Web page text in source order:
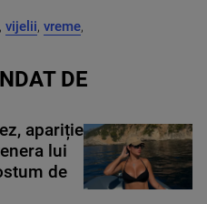
, vijelii, vreme,
DE
apariție
lui
de